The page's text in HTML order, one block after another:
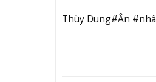
Thùy Dung#Ân